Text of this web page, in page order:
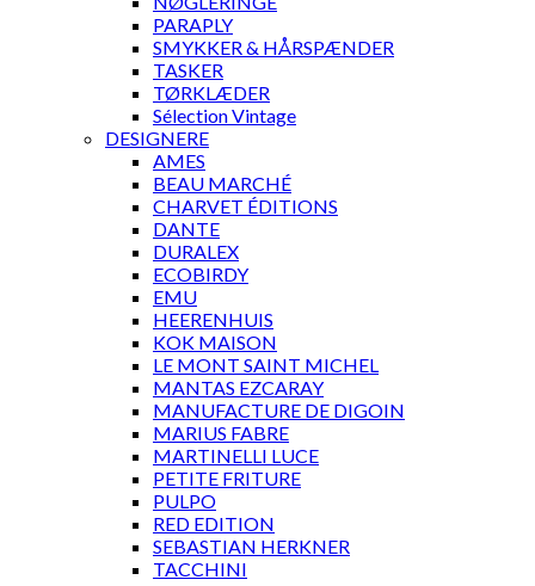
PARAPLY
SMYKKER & HÅRSPÆNDER
TASKER
TØRKLÆDER
Sélection Vintage
DESIGNERE
AMES
BEAU MARCHÉ
CHARVET ÉDITIONS
DANTE
DURALEX
ECOBIRDY
EMU
HEERENHUIS
KOK MAISON
LE MONT SAINT MICHEL
MANTAS EZCARAY
MANUFACTURE DE DIGOIN
MARIUS FABRE
MARTINELLI LUCE
PETITE FRITURE
PULPO
RED EDITION
SEBASTIAN HERKNER
TACCHINI